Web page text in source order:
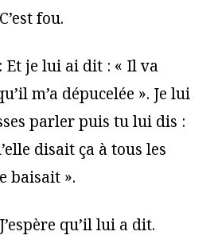
fou.
: Et je lui ai dit : « Il va
m’a dépucelée ». Je lui
parler puis tu lui dis :
disait ça à tous les
baisait ».
qu’il lui a dit.